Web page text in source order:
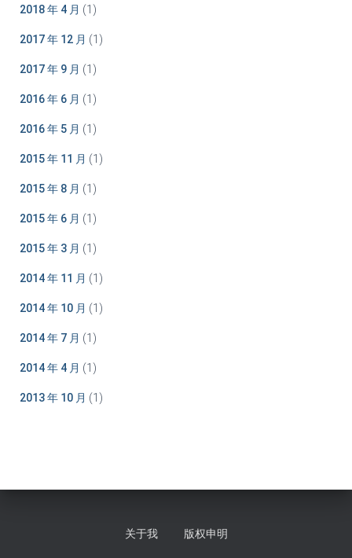
2018 年 4 月 (1)
2017 年 12 月 (1)
2017 年 9 月 (1)
2016 年 6 月 (1)
2016 年 5 月 (1)
2015 年 11 月 (1)
2015 年 8 月 (1)
2015 年 6 月 (1)
2015 年 3 月 (1)
2014 年 11 月 (1)
2014 年 10 月 (1)
2014 年 7 月 (1)
2014 年 4 月 (1)
2013 年 10 月 (1)
关于我 版权申明